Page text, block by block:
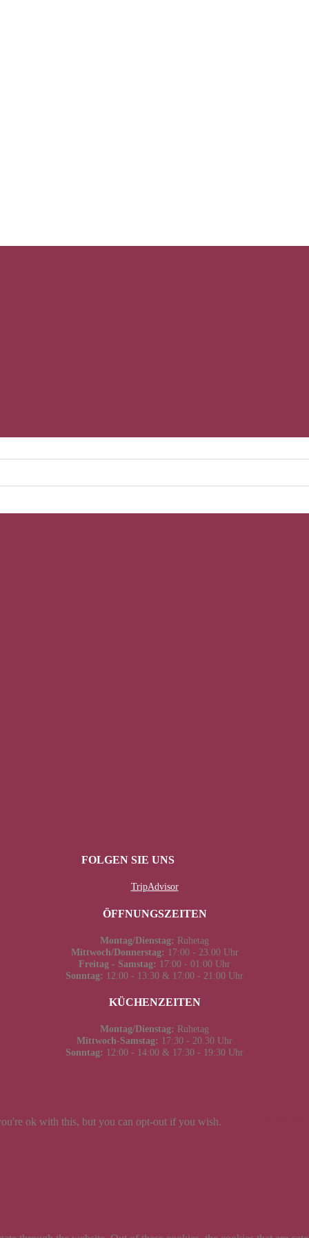
FOLGEN SIE UNS
TripAdvisor
ÖFFNUNGSZEITEN
Montag/Dienstag: Ruhetag
Mittwoch/Donnerstag: 17:00 - 23.00 Uhr
Freitag - Samstag: 17:00 - 01:00 Uhr
Sonntag: 12:00 - 13:30 & 17:00 - 21:00 Uhr
KÜCHENZEITEN
Montag/Dienstag: Ruhetag
Mittwoch-Samstag: 17:30 - 20.30 Uhr
Sonntag: 12:00 - 14:00 & 17:30 - 19:30 Uhr
ok with this, but you can opt-out if you wish.